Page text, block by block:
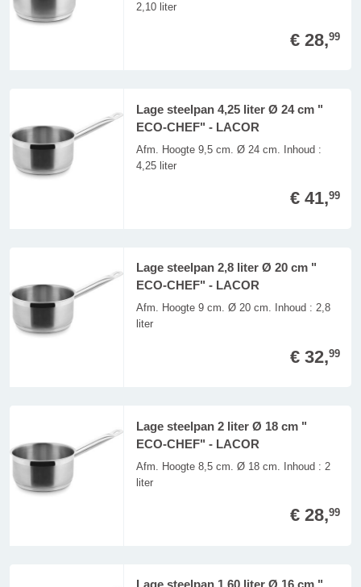
2,10 liter
€ 28,99
Lage steelpan 4,25 liter Ø 24 cm "
ECO-CHEF" - LACOR
Afm. Hoogte 9,5 cm. Ø 24 cm. Inhoud :
4,25 liter
€ 41,99
Lage steelpan 2,8 liter Ø 20 cm "
ECO-CHEF" - LACOR
Afm. Hoogte 9 cm. Ø 20 cm. Inhoud : 2,8
liter
€ 32,99
Lage steelpan 2 liter Ø 18 cm "
ECO-CHEF" - LACOR
Afm. Hoogte 8,5 cm. Ø 18 cm. Inhoud : 2
liter
€ 28,99